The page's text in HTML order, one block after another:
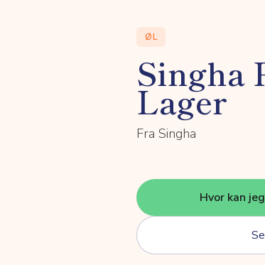
ØL
Singha
Lager
Fra Singha
Hvor kan